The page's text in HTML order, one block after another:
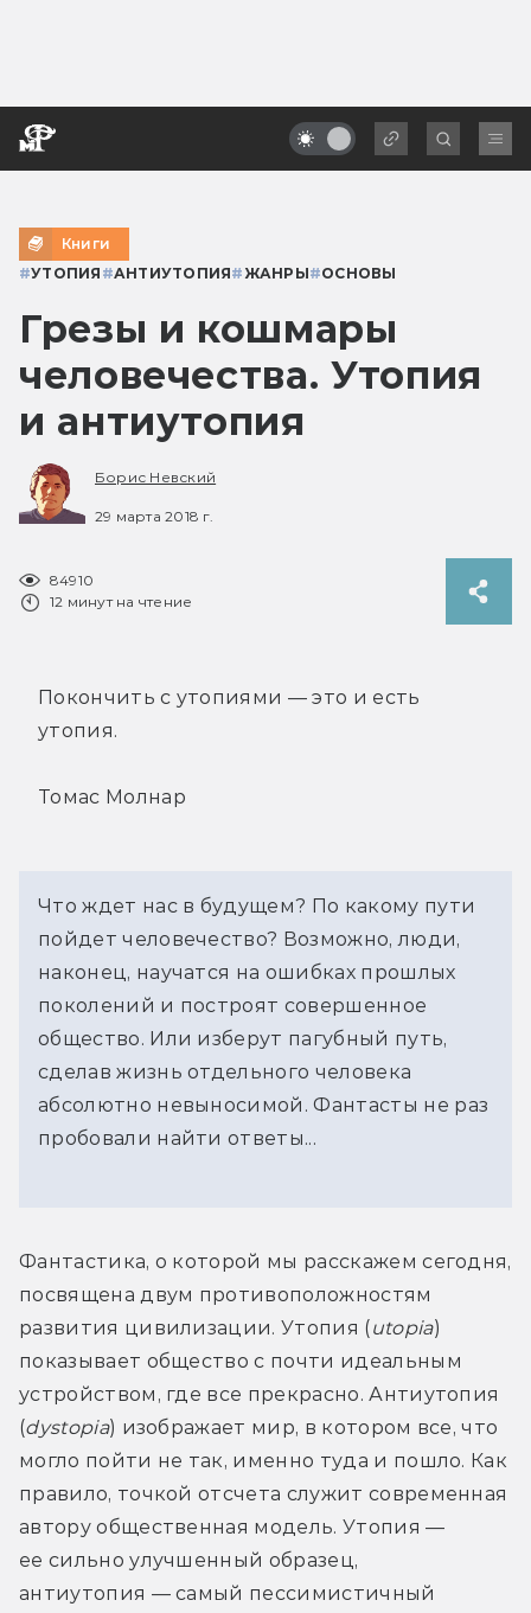
Книги
#УТОПИЯ #АНТИУТОПИЯ# ЖАНРЫ#ОСНОВЫ
Грезы и кошмары
человечества. Утопия
и антиутопия
Борис Невский
29 марта 2018 г.
84910
12 минут на чтение
Покончить с утопиями — это и есть
утопия.
Томас Молнар
Что ждет нас в будущем? По какому пути
пойдет человечество? Возможно, люди,
наконец, научатся на ошибках прошлых
поколений и построят совершенное
общество. Или изберут пагубный путь,
сделав жизнь отдельного человека
абсолютно невыносимой. Фантасты не раз
пробовали найти ответы...
Фантастика, о которой мы расскажем сегодня,
посвящена двум противоположностям
развития цивилизации. Утопия (utopia)
показывает общество с почти идеальным
устройством, где все прекрасно. Антиутопия
(dystopia) изображает мир, в котором все, что
могло пойти не так, именно туда и пошло. Как
правило, точкой отсчета служит современная
автору общественная модель. Утопия —
ее сильно улучшенный образец,
антиутопия — самый пессимистичный